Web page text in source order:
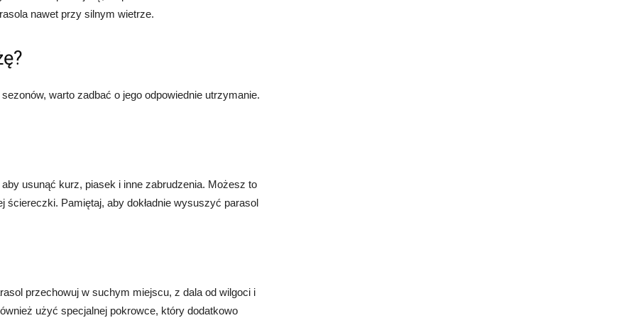
nawet przy silnym wietrze.
warto zadbać o jego odpowiednie utrzymanie.
usunąć kurz, piasek i inne zabrudzenia. Możesz to
Pamiętaj, aby dokładnie wysuszyć parasol
przechowuj w suchym miejscu, z dala od wilgoci i
użyć specjalnej pokrowce, który dodatkowo